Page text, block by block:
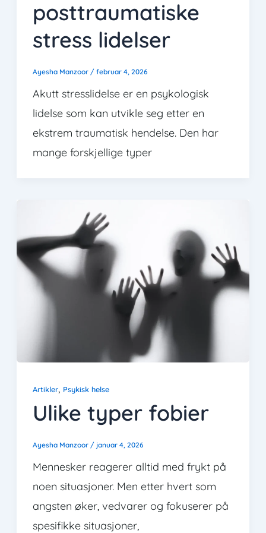
posttraumatiske
stress lidelser
Ayesha Manzoor / februar 4, 2026
Akutt stresslidelse er en psykologisk
lidelse som kan utvikle seg etter en
ekstrem traumatisk hendelse. Den har
mange forskjellige typer
Artikler, Psykisk helse
Ulike typer fobier
Ayesha Manzoor / januar 4, 2026
Mennesker reagerer alltid med frykt på
noen situasjoner. Men etter hvert som
angsten øker, vedvarer og fokuserer på
spesifikke situasjoner,